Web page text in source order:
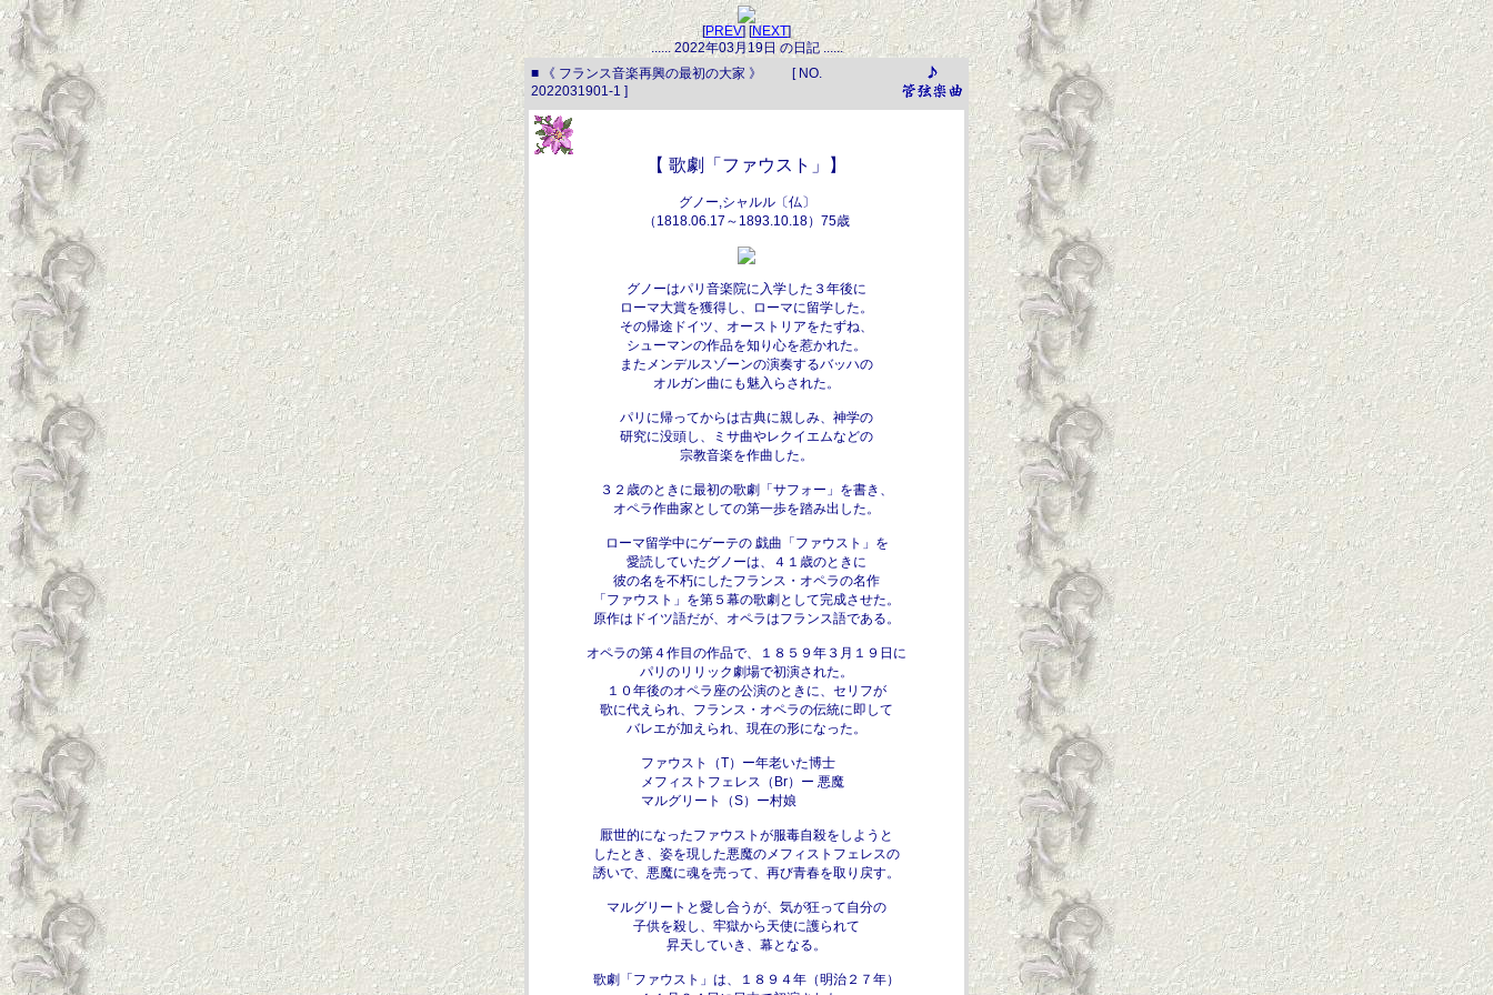
[PREV] [NEXT]
...... 2022年03月19日 の日記 ......
■ 《 フランス音楽再興の最初の大家 》 [ NO.
2022031901-1 ]
【 歌劇「ファウスト」】
グノー,シャルル〔仏〕
（1818.06.17～1893.10.18）75歳
グノーはパリ音楽院に入学した３年後に
ローマ大賞を獲得し、ローマに留学した。
その帰途ドイツ、オーストリアをたずね、
シューマンの作品を知り心を惹かれた。
またメンデルスゾーンの演奏するバッハの
オルガン曲にも魅入らされた。
パリに帰ってからは古典に親しみ、神学の
研究に没頭し、ミサ曲やレクイエムなどの
宗教音楽を作曲した。
３２歳のときに最初の歌劇「サフォー」を書き、
オペラ作曲家としての第一歩を踏み出した。
ローマ留学中にゲーテの 戯曲「ファウスト」を
愛読していたグノーは、４１歳のときに
彼の名を不朽にしたフランス・オペラの名作
「ファウスト」を第５幕の歌劇として完成させた。
原作はドイツ語だが、オペラはフランス語である。
オペラの第４作目の作品で、１８５９年３月１９日に
パリのリリック劇場で初演された。
１０年後のオペラ座の公演のときに、セリフが
歌に代えられ、フランス・オペラの伝統に即して
バレエが加えられ、現在の形になった。
ファウスト（T）ー年老いた博士
メフィストフェレス（Br）ー 悪魔
マルグリート（S）ー村娘
厭世的になったファウストが服毒自殺をしようと
したとき、姿を現した悪魔のメフィストフェレスの
誘いで、悪魔に魂を売って、再び青春を取り戻す。
マルグリートと愛し合うが、気が狂って自分の
子供を殺し、牢獄から天使に護られて
昇天していき、幕となる。
歌劇「ファウスト」は、１８９４年（明治２７年）